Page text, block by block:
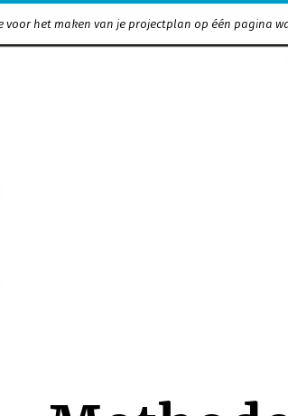
voor het maken van je projectplan op één pagina